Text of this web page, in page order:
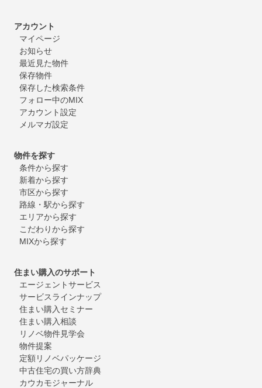
アカウント
マイページ
お知らせ
最近見た物件
保存物件
保存した検索条件
フォロー中のMIX
アカウント設定
メルマガ設定
物件を探す
条件から探す
新着から探す
市区から探す
路線・駅から探す
エリアから探す
こだわりから探す
MIXから探す
住まい購入のサポート
エージェントサービス
サービスラインナップ
住まい購入セミナー
住まい購入相談
リノベ物件見学会
物件提案
定額リノベパッケージ
中古住宅の買い方辞典
カウカモジャーナル